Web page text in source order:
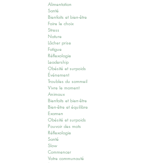
Alimentation
Santé
Bienfaits et bien-être
Faire le choix
Stress
Nature
Lâcher prise
Fatigue
Réflexologie
Leadership
Obésité et surpoids
Événement
Troubles du sommeil
Vivre le moment
Animaux
Bienfaits et bien-être
Bien-être et équilibre
Examen
Obésité et surpoids
Pouvoir des mots
Réflexologie
Santé
Slow
Commencer
Votre communauté